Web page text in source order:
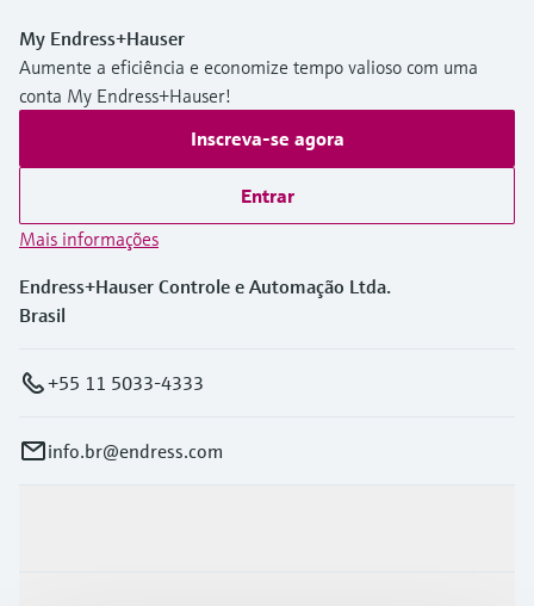
My Endress+Hauser
Aumente a eficiência e economize tempo valioso com uma
conta My Endress+Hauser!
Inscreva-se agora
Entrar
Mais informações
Endress+Hauser Controle e Automação Ltda.
Brasil
+55 11 5033-4333
info.br@endress.com